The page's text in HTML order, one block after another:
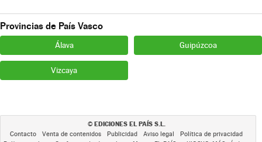
Provincias de País Vasco
Álava Guipúzcoa
Vizcaya
© EDICIONES EL PAÍS S.L.
Contacto Venta de contenidos Publicidad Aviso legal
Política de privacidad